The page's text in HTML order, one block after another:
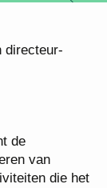
directeur-
de
van
die